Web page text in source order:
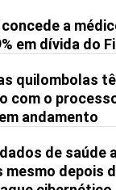
a
em dívida do
quilombolas
com o
em andamento
de saúde
mesmo depois